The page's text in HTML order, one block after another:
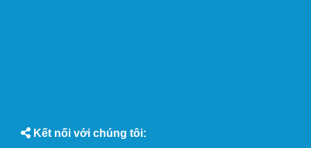
Kết nối với chúng tôi: